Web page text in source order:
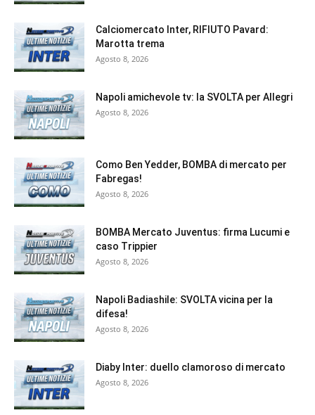
Calciomercato Inter, RIFIUTO Pavard:
Marotta trema
Agosto 8, 2026
Napoli amichevole tv: la SVOLTA per Allegri
Agosto 8, 2026
Como Ben Yedder, BOMBA di mercato per
Fabregas!
Agosto 8, 2026
BOMBA Mercato Juventus: firma Lucumi e
caso Trippier
Agosto 8, 2026
Napoli Badiashile: SVOLTA vicina per la
difesa!
Agosto 8, 2026
Diaby Inter: duello clamoroso di mercato
Agosto 8, 2026